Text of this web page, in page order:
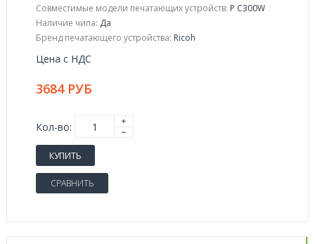
Совместимые модели печатающих устройств: P C300W
Наличие чипа: Да
Бренд печатающего устройства: Ricoh
Цена с НДС
3684 РУБ
Кол-во:
КУПИТЬ
СРАВНИТЬ